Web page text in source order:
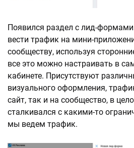
Появился раздел с лид-
вести трафик на мини-
сообществу, используя
все это можно настраивать в
кабинете. Присутствуют
визуального оформления,
сайт, так и на сообщество, в
сталкивался с какими-то
мы ведем трафик.